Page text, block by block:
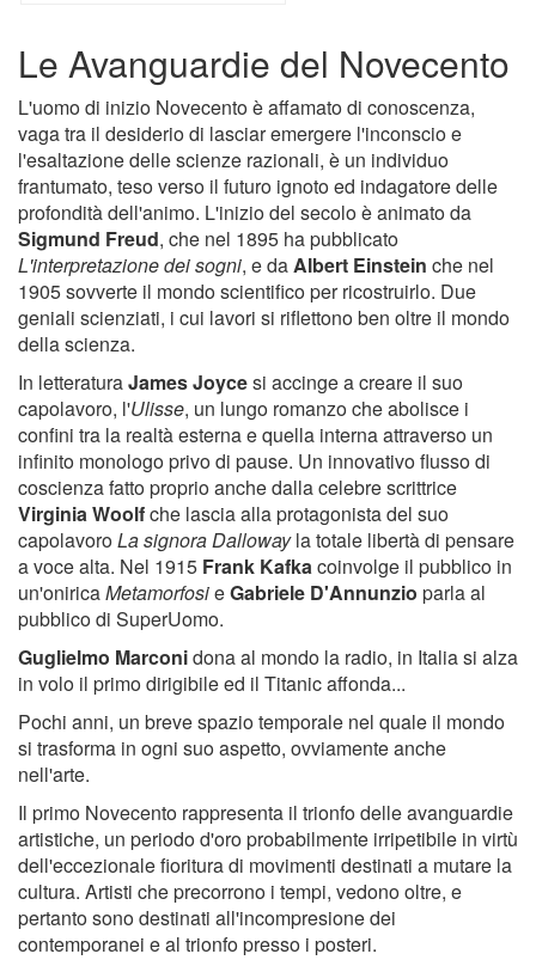
Le Avanguardie del Novecento
L'uomo di inizio Novecento è affamato di conoscenza,
vaga tra il desiderio di lasciar emergere l'inconscio e
l'esaltazione delle scienze razionali, è un individuo
frantumato, teso verso il futuro ignoto ed indagatore delle
profondità dell'animo. L'inizio del secolo è animato da
Sigmund Freud, che nel 1895 ha pubblicato
L'interpretazione dei sogni, e daAlbert Einstein che nel
1905 sovverte il mondo scientifico per ricostruirlo. Due
geniali scienziati, i cui lavori si riflettono ben oltre il mondo
della scienza.
In letteraturaJames Joycesi accinge a creare il suo
capolavoro, l'Ulisse, un lungo romanzo che abolisce i
confini tra la realtà esterna e quella interna attraverso un
infinito monologo privo di pause. Un innovativo flusso di
coscienza fatto proprio anche dalla celebre scrittrice
Virginia Woolfche lascia alla protagonista del suo
capolavoroLa signora Dallowayla totale libertà di pensare
a voce alta. Nel 1915 Frank Kafkacoinvolge il pubblico in
un'oniricaMetamorfosieGabriele D'Annunzio parla al
pubblico di SuperUomo.
Guglielmo Marconidona al mondo la radio, in Italia si alza
in volo il primo dirigibile ed il Titanic affonda...
Pochi anni, un breve spazio temporale nel quale il mondo
si trasforma in ogni suo aspetto, ovviamente anche
nell'arte.
Il primo Novecento rappresenta il trionfo delle avanguardie
artistiche, un periodo d'oro probabilmente irripetibile in virtù
dell'eccezionale fioritura di movimenti destinati a mutare la
cultura. Artisti che precorrono i tempi, vedono oltre, e
pertanto sono destinati all'incompresione dei
contemporanei e al trionfo presso i posteri.